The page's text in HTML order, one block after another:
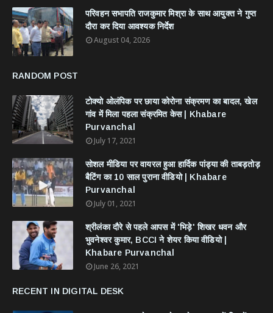
परिवहन सभापति राजकुमार मिश्रा के साथ आयुक्त ने गुप्त
दौरा कर दिया आवश्यक निर्देश
August 04, 2026
RANDOM POST
टोक्यो ओलंपिक पर छाया कोरोना संक्रमण का बादल, खेल
गांव में मिला पहला संक्रमित केस | Khabare
Purvanchal
July 17, 2021
सोशल मीडिया पर वायरल हुआ हार्दिक पांड्या की ताबड़तोड़
बैटिंग का 10 साल पुराना वीडियो | Khabare
Purvanchal
July 01, 2021
श्रीलंका दौरे से पहले आपस में 'भिड़े' शिखर धवन और
भुवनेश्वर कुमार, BCCI ने शेयर किया वीडियो |
Khabare Purvanchal
June 26, 2021
RECENT IN DIGITAL DESK